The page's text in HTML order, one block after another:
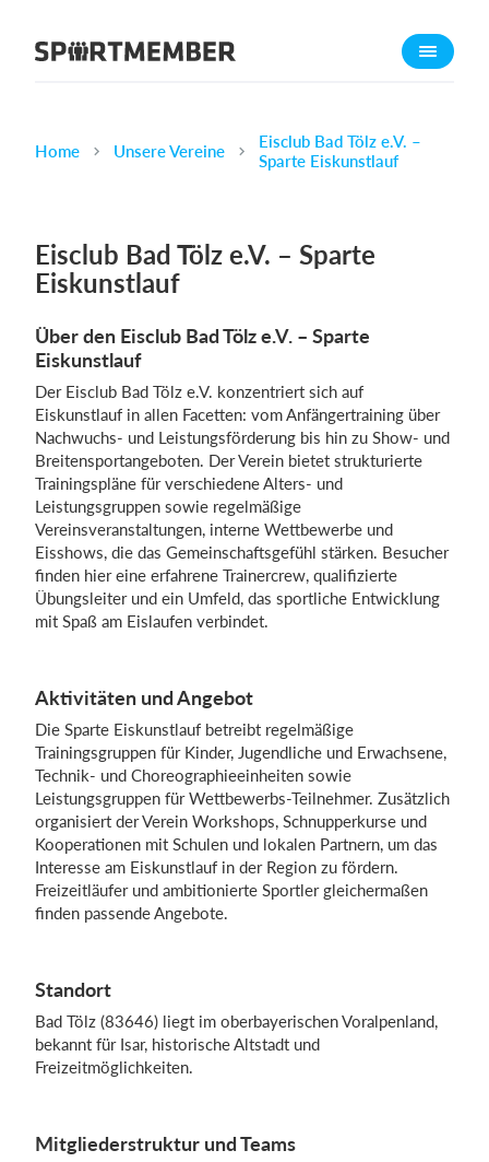
Über SportMember
Karriere
Trainingsplan
Mitgliedsbeitrag
Vereins App
Belegungsplan
Was kostet es?
Deutsch
Einloggen
Home Unsere Vereine
Eisclub Bad Tölz e.V. –
Sparte Eiskunstlauf
Eisclub Bad Tölz e.V. – Sparte
Eiskunstlauf
Über den Eisclub Bad Tölz e.V. – Sparte
Eiskunstlauf
Der Eisclub Bad Tölz e.V. konzentriert sich auf
Eiskunstlauf in allen Facetten: vom Anfängertraining über
Nachwuchs- und Leistungsförderung bis hin zu Show- und
Breitensportangeboten. Der Verein bietet strukturierte
Trainingspläne für verschiedene Alters- und
Leistungsgruppen sowie regelmäßige
Vereinsveranstaltungen, interne Wettbewerbe und
Eisshows, die das Gemeinschaftsgefühl stärken. Besucher
finden hier eine erfahrene Trainercrew, qualifizierte
Übungsleiter und ein Umfeld, das sportliche Entwicklung
mit Spaß am Eislaufen verbindet.
Aktivitäten und Angebot
Die Sparte Eiskunstlauf betreibt regelmäßige
Trainingsgruppen für Kinder, Jugendliche und Erwachsene,
Technik- und Choreographieeinheiten sowie
Leistungsgruppen für Wettbewerbs-Teilnehmer. Zusätzlich
organisiert der Verein Workshops, Schnupperkurse und
Kooperationen mit Schulen und lokalen Partnern, um das
Interesse am Eiskunstlauf in der Region zu fördern.
Freizeitläufer und ambitionierte Sportler gleichermaßen
finden passende Angebote.
Standort
Bad Tölz (83646) liegt im oberbayerischen Voralpenland,
bekannt für Isar, historische Altstadt und
Freizeitmöglichkeiten.
Mitgliederstruktur und Teams